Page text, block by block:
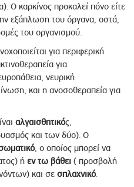
Ο καρκίνος προκαλεί πόνο είτε
εξάπλωση του όργανα, οστά,
του οργανισμού.
για περιφερική
για
νευρική
και η ανοσοθεραπεία για
αλγαισθητικός,
και των δύο). Ο
, ο οποίος μπορεί να
ή εν τω βάθει ( προσβολή
και σε σπλαχνικό.